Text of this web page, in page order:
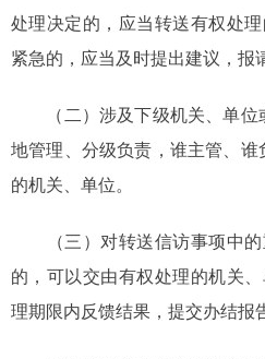
处理决定的，应当转送有权处
紧急的，应当及时提出建议，报
（二）涉及下级机关、单位
地管理、分级负责，谁主管、谁
的机关、单位。
（三）对转送信访事项中的
的，可以交由有权处理的机关
理期限内反馈结果，提交办结报